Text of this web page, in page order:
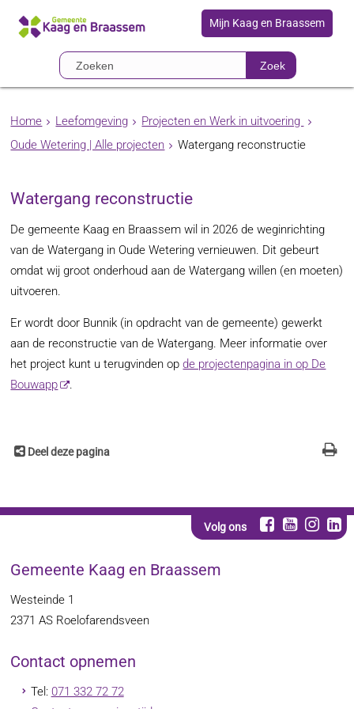
Mijn Kaag en Braassem
Zoek
Home Leefomgeving
Projecten en Werk in uitvoering
Oude Wetering | Alle projecten
Watergang reconstructie
Watergang reconstructie
De gemeente Kaag en Braassem wil in 2026 de weginrichting
van de Watergang in Oude Wetering vernieuwen. Dit gebeurt
omdat wij groot onderhoud aan de Watergang willen (en moeten)
uitvoeren.
Er wordt door Bunnik (in opdracht van de gemeente) gewerkt
aan de reconstructie van de Watergang. Meer informatie over
het project kunt u terugvinden opde projectenpagina in op De
Bouwapp
.
Deel deze pagina
Volg ons
Gemeente Kaag en Braassem
Westeinde 1
2371 AS Roelofarendsveen
Contact opnemen
Tel: 071 332 72 72